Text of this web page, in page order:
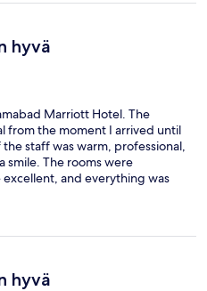
hyvä
Marriott Hotel. The
from the moment I arrived until
staff was warm, professional,
smile. The rooms were
and everything was
The service exceeded my
welcomed throughout my
the Islamabad Marriott Hotel
I look forward to staying here
hyvä